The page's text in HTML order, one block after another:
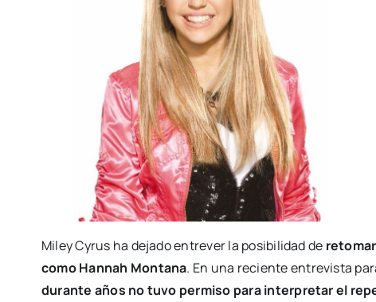
Miley Cyrus ha dejado entrever la posibilidad de
como Hannah Montana. En una reciente entrevista
durante años no tuvo permiso para interpretar el